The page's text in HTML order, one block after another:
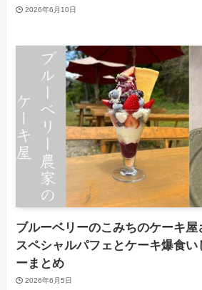
2026年6月10日
ブルーベリーのこみちのケーキ
スペシャルパフェとケーキ爆食い
ーまとめ
2026年6月5日